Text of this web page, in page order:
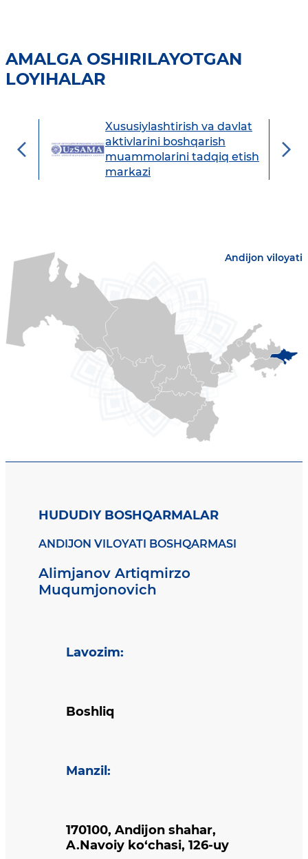
AMALGA OSHIRILAYOTGAN
LOYIHALAR
Xususiylashtirish va davlat
aktivlarini boshqarish
muammolarini tadqiq etish
markazi
Andijon viloyati
HUDUDIY BOSHQARMALAR
ANDIJON VILOYATI BOSHQARMASI
Alimjanov Artiqmirzo
Muqumjonovich
Lavozim:
Boshliq
Manzil :
170100, Andijon shahar,
A.Navoiy ko‘chasi, 126-uy